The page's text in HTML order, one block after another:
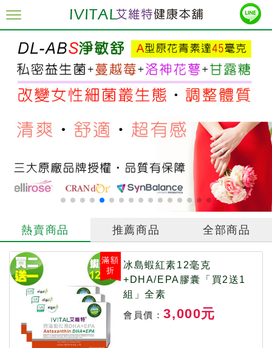
熱賣商品 推薦商品 全部商品
滿額
折
冰島蝦紅素12毫克
+DHA/EPA膠囊「買2送1
組」全素
會員價：3,000元